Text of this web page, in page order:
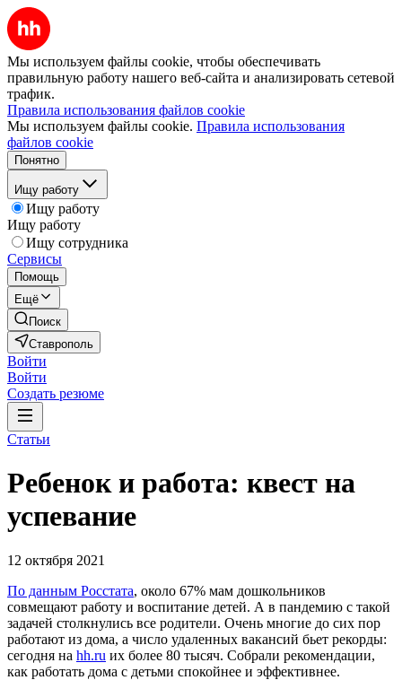
Мы используем файлы cookie, чтобы обеспечивать
правильную работу нашего веб-сайта и анализировать сетевой
трафик.
Правила использования файлов cookie
Мы используем файлы cookie. Правила использования
файлов cookie
Понятно
Ищу работу
Ищу работу
Ищу работу
Ищу сотрудника
Сервисы
Помощь
Ещё
Поиск
Ставрополь
Войти
Войти
Создать резюме
Статьи
Ребенок и работа: квест на
успевание
12 октября 2021
По данным Росстата, около 67% мам дошкольников
совмещают работу и воспитание детей. А в пандемию с такой
задачей столкнулись все родители. Очень многие до сих пор
работают из дома, а число удаленных вакансий бьет рекорды:
сегодня на hh.ru их более 80 тысяч. Собрали рекомендации,
как работать дома с детьми спокойнее и эффективнее.